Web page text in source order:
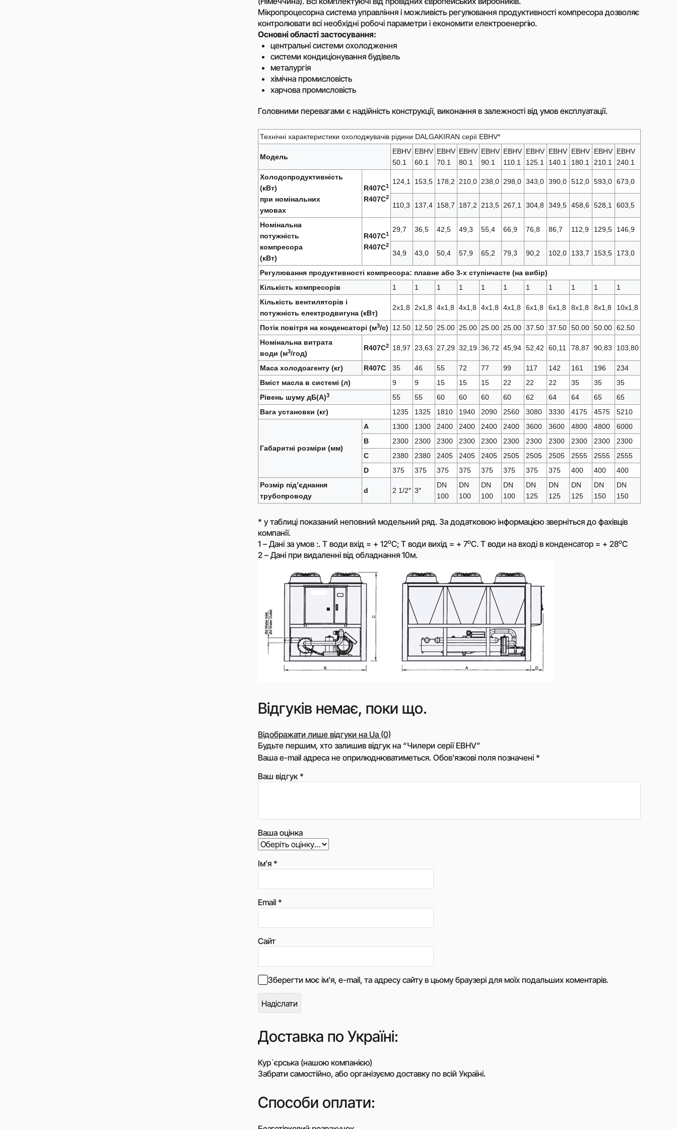
газу
Відцентрові насоси
загального застосування
Самовсмоктуючі відцентрові
насоси
Відцентрові насоси для
харчової і фармацевтичної
промисловості
Занурювальні насоси
Шламові відцентрові насоси
Перистальтичні насоси
Мембранні насоси
каналізаційні насосні станції
(КНС)
Пристрої плавного пуску
Високовольтні частотні
перетворювачі
Низьковольтні частотні
перетворювачі
Пристрої компенсації
Готові контейнерні рішення
Сонячні панелі
Системи накопичення
електроенергії
Проектування сонячних
електростанцій
Підключення сонячних
панелей
Монтаж сонячних панелей
Інвертори
Гібридні інвертори
Мережеві інвертори
Оренда дизельних
генераторів
Оренда компресорів з
дизельним приводом
Оренда освітлювальних веж
Потребуєте іншого рішення?
Заповніть коротку форму, та наш менеджер зв’яжеться з вами щодо
подбору унікального рішення
Зв’язатись з менеджером
Мікропроцесорна система управління і можливість регулювання продуктивності компресора дозволяє
контролювати всі необхідні робочі параметри і економити електроенергію.
Основні області застосування:
центральні системи охолодження
системи кондиціонування будівель
металургія
хімічна промисловість
харчова промисловість
Головними перевагами є надійність конструкції, виконання в залежності від умов експлуатації.
Технічні характеристики охолоджувачів рідини DALGAKIRAN серії EBHV*
Модель
EBHV
50.1
EBHV
60.1
EBHV
70.1
EBHV
80.1
EBHV
90.1
EBHV
110.1
EBHV
125.1
EBHV
140.1
EBHV
180.1
EBHV
210.1
EBHV
240.1
Холодопродуктивність
(кВт)
при номінальних
умовах
R407С1
R407С2
124,1 153,5 178,2 210,0 238,0 298,0 343,0 390,0 512,0 593,0 673,0
110,3 137,4 158,7 187,2 213,5 267,1 304,8 349,5 458,6 528,1 603,5
Номінальна
потужність
компресора
(кВт)
R407С1
R407С2
29,7 36,5 42,5 49,3 55,4 66,9 76,8 86,7 112,9 129,5 146,9
34,9 43,0 50,4 57,9 65,2 79,3 90,2 102,0 133,7 153,5 173,0
Регулювання продуктивності компресора: плавне або 3-х ступінчасте (на вибір)
Кількість компресорів
1 1 1 1 1 1 1 1 1 1
1
Кількість вентиляторів і
потужність електродвигуна (кВт)
2х1,8 2х1,8 4х1,8 4х1,8 4х1,8 4х1,8 6х1,8 6х1,8 8х1,8 8х1,8 10х1,8
Потік повітря на конденсаторі (м3/с) 12.50 12.50 25.00 25.00 25.00 25.00 37.50 37.50 50.00 50.00 62.50
Номінальна витрата
води (м3/год)
R407С2 18,97 23,63 27,29 32,19 36,72 45,94 52,42 60,11 78,87 90,83 103,80
Маса холодоагенту (кг) R407С 35 46 55 72 77 99 117 142 161 196
234
Вміст масла в системі (л) 9 9 15 15 15 22 22 22 35 35
35
Рівень шуму дБ(A)3 55 55 60 60 60 60 62 64 64 65
65
Вага установки (кг)
1235 1325 1810 1940 2090 2560 3080 3330 4175 4575 5210
Габаритні розміри (мм)
A 1300 1300 2400 2400 2400 2400 3600 3600 4800 4800
6000
B
2300 2300 2300 2300 2300 2300 2300 2300 2300 2300
2300
C
2380 2380 2405 2405 2405 2505 2505 2505 2555 2555
2555
D
375 375 375 375 375 375 375 375 400 400
400
Розмір під’єднання
трубопроводу
d 2 1/2″ 3″
DN
100
DN
100
DN
100
DN
100
DN
125
DN
125
DN
125
DN
150
DN
150
* у таблиці показаний неповний модельний ряд. За додатковою інформацією зверніться до фахівців
компанії.
1 – Дані за умов :. Т води вхід = + 12oС; Т води вихід = + 7oС. Т води на вході в конденсатор = + 28oС
2 – Дані при видаленні від обладнання 10м.
Відгуків немає, поки що.
Відображати лише відгуки на Ua (0)
Будьте першим, хто залишив відгук на “Чилери серії EBHV”
Ваша e-mail адреса не оприлюднюватиметься. Обов’язкові поля позначені *
Ваш відгук *
Ваша оцінка
Ім'я *
Email *
Сайт
Зберегти моє ім'я, e-mail, та адресу сайту в цьому браузері для моїх подальших коментарів.
Доставка по Україні:
Кур`єрська (нашою компанією)
Забрати самостійно, або організуємо доставку по всій Україні.
Способи оплати: